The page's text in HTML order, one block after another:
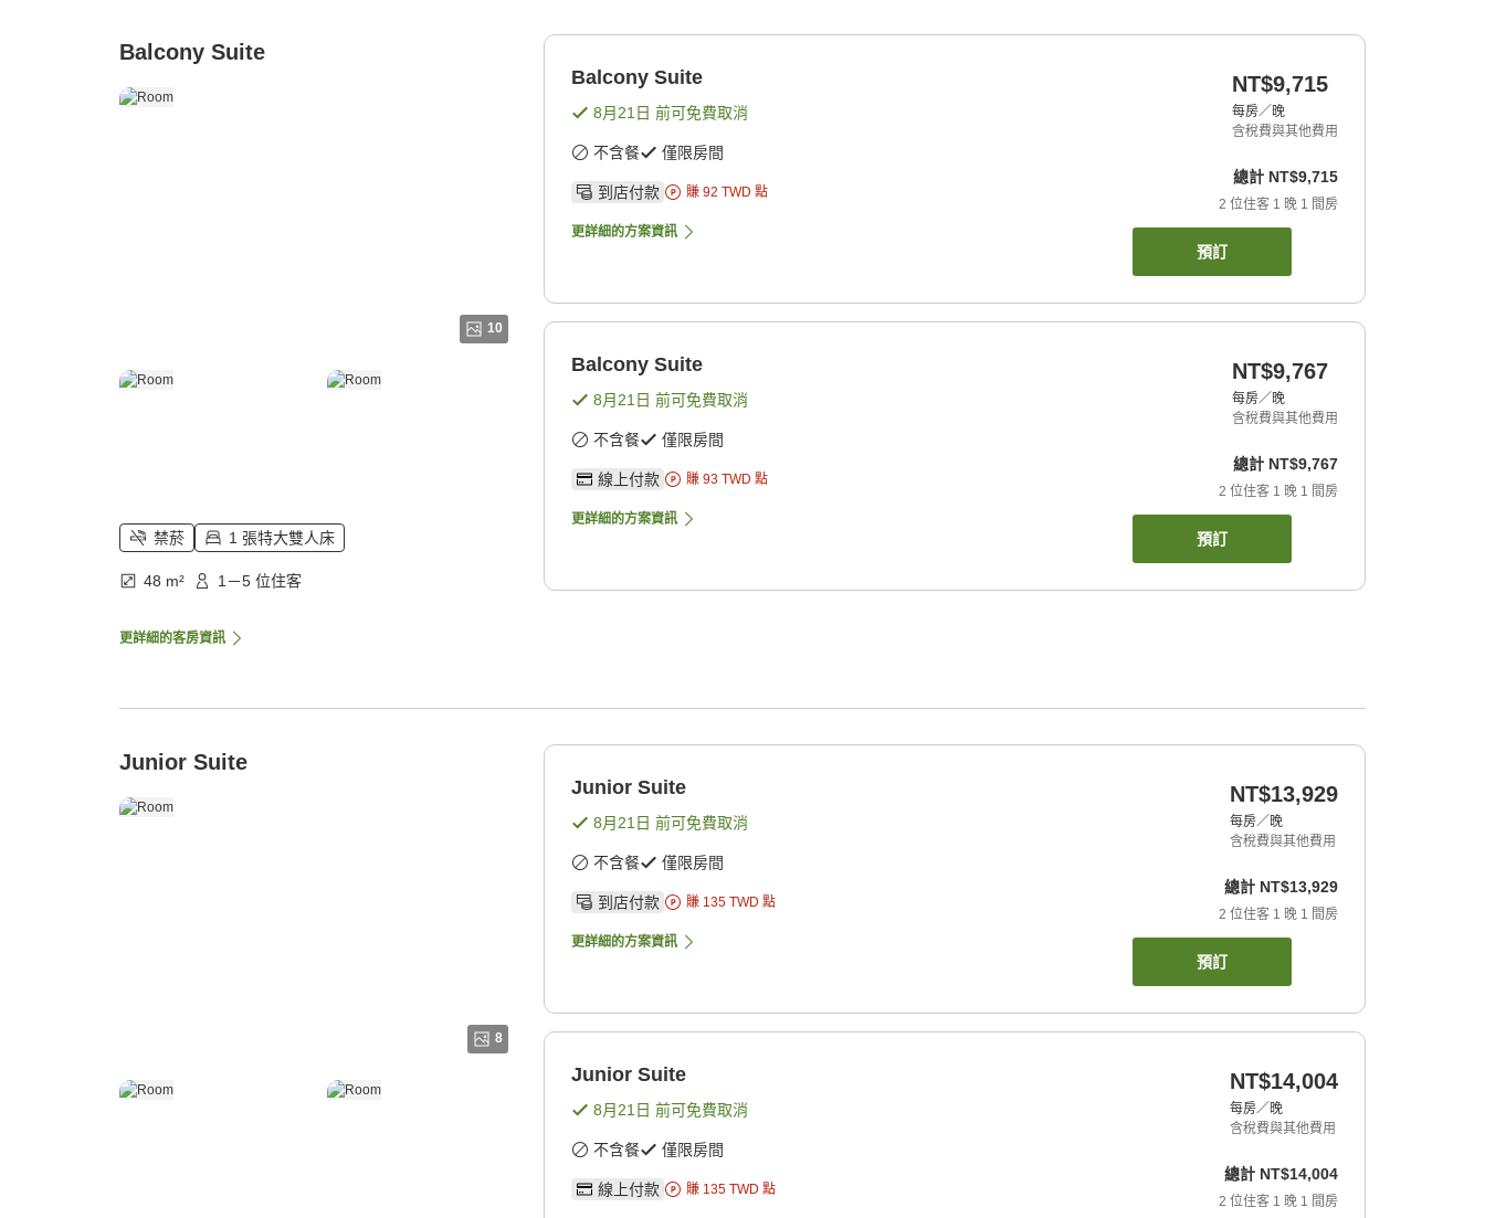
Balcony Suite
10
禁菸 1 張特大雙人床
48 m² 1－5 位住客
更詳細的客房資訊
Balcony Suite
8月21日 前可免費取消
不含餐 僅限房間
到店付款 賺 92 TWD 點
更詳細的方案資訊
NT$9,715
每房／晚
含稅費與其他費用
總計 NT$9,715
2 位住客 1 晚 1 間房
預訂
Balcony Suite
8月21日 前可免費取消
不含餐 僅限房間
線上付款 賺 93 TWD 點
更詳細的方案資訊
NT$9,767
每房／晚
含稅費與其他費用
總計 NT$9,767
2 位住客 1 晚 1 間房
預訂
Junior Suite
8
Junior Suite
8月21日 前可免費取消
不含餐 僅限房間
到店付款 賺 135 TWD 點
更詳細的方案資訊
NT$13,929
每房／晚
含稅費與其他費用
總計 NT$13,929
2 位住客 1 晚 1 間房
預訂
Junior Suite
8月21日 前可免費取消
不含餐 僅限房間
線上付款 賺 135 TWD 點
NT$14,004
每房／晚
含稅費與其他費用
總計 NT$14,004
2 位住客 1 晚 1 間房